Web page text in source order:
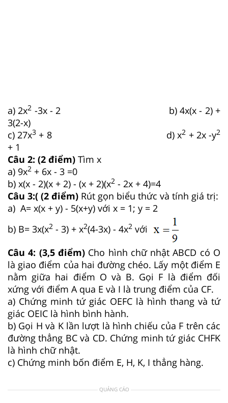
a) 2x2 -3x - 2 b) 4x(x - 2) +
3(2-x)
c) 27x3 + 8 d) x2 + 2x -y2
+ 1
Câu 2: (2 điểm) Tìm x
a) 9x2 + 6x - 3 =0
b) x(x - 2)(x + 2) - (x + 2)(x2 - 2x + 4)=4
Câu 3:( (2 điểm) Rút gọn biểu thức và tính giá trị:
a) A= x(x + y) - 5(x+y) với x = 1; y = 2
b) B= 3x(x2 - 3) + x2(4-3x) - 4x2 với
Câu 4: (3,5 điểm)Cho hình chữ nhật ABCD có O
là giao điểm của hai đường chéo. Lấy một điểm E
nằm giữa hai điểm O và B. Gọi F là điểm đối
xứng với điểm A qua E và I là trung điểm của CF.
a) Chứng minh tứ giác OEFC là hình thang và tứ
giác OEIC là hình bình hành.
b) Gọi H và K lần lượt là hình chiếu của F trên các
đường thẳng BC và CD. Chứng minh tứ giác CHFK
là hình chữ nhật.
c) Chứng minh bốn điểm E, H, K, I thẳng hàng.
QUẢNG CÁO